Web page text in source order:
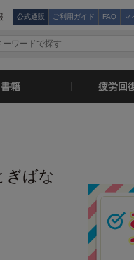
公式通販 ご利用ガイド FAQ マ
書籍 疲労回
ぎばな